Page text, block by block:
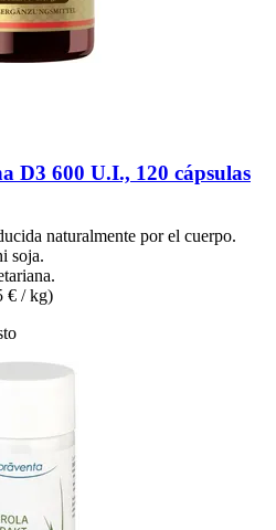
D3 600 U.I., 120 cápsulas
naturalmente por el cuerpo.
soja.
€ / kg)